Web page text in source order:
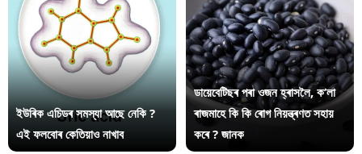
ইউৰিক এচিডৰ সমস্যা আছে নেকি ?
এই ফলবোৰ কেতিয়াও নাখাব
ডায়েবেটিছৰ পৰা ওজন হ্ৰাসলৈ, ক’লা
ৰাজমাহে কি কি ৰোগ নিয়ন্ত্ৰণত সহায়
কৰে ? জানক